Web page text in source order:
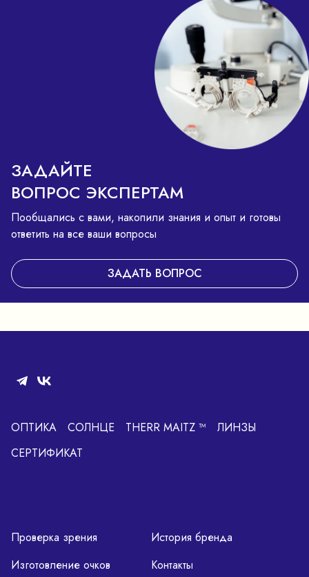
ЗАДАЙТЕ
ВОПРОС ЭКСПЕРТАМ
Пообщались с вами, накопили знания и опыт и готовы
ответить на все ваши вопросы
ЗАДАТЬ ВОПРОС
ОПТИКА СОЛНЦЕ THERR MAITZ ™
ЛИНЗЫ
СЕРТИФИКАТ
Проверка зрения
Изготовление очков
История бренда
Контакты